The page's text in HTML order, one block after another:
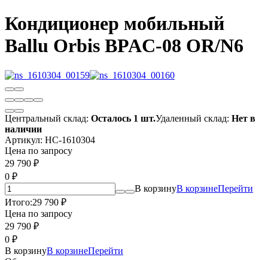
Кондиционер мобильный
Ballu Orbis BPAC-08 OR/N6
Центральный склад: Осталось 1 шт.Удаленный склад: Нет в
наличии
Артикул: НС-1610304
Цена по запросу
29 790 ₽
0 ₽
В корзинуВ корзинеПерейти
Итого:29 790 ₽
Цена по запросу
29 790 ₽
0 ₽
В корзинуВ корзинеПерейти